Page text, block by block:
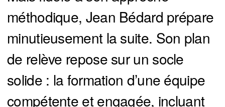
méthodique, Jean Bédard prépare
minutieusement la suite. Son plan
de relève repose sur un socle
solide : la formation d’une équipe
compétente et engagée, incluant